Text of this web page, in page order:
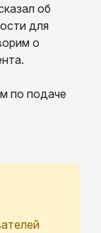
об
для
о
по подаче